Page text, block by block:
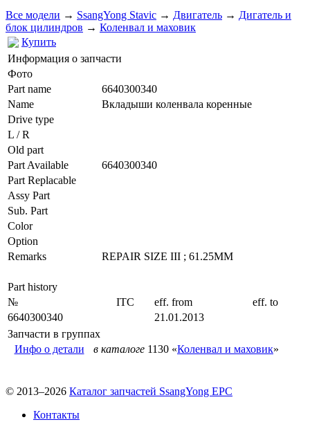
Все модели → SsangYong Stavic → Двигатель → Дигатель и
блок цилиндров → Коленвал и маховик
Купить
Информация о запчасти
Фото
Part name
6640300340
Name
Вкладыши коленвала коренные
Drive type
L / R
Old part
Part Available
6640300340
Part Replacable
Assy Part
Sub. Part
Color
Option
Remarks
REPAIR SIZE III ; 61.25MM
Part history
№
ITC eff. from
eff. to
6640300340
21.01.2013
Запчасти в группах
Инфо о детали
в каталоге 1130 «Коленвал и маховик»
© 2013–2026 Каталог запчастей SsangYong EPC
Контакты